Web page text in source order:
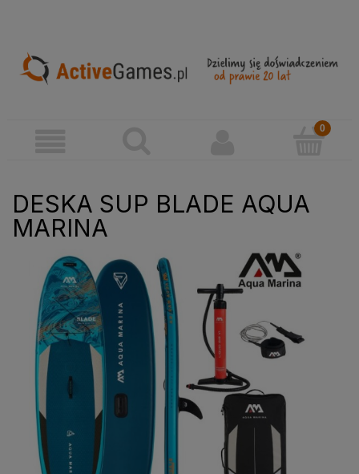
DESKA SUP BLADE AQUA
MARINA